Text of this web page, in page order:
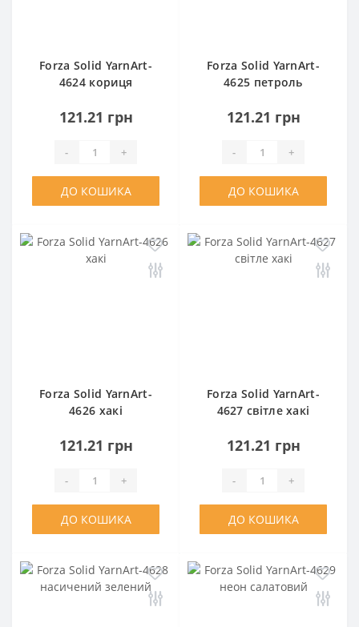
Forza Solid YarnArt-
4624 кориця
121.21 грн
- +
ДО КОШИКА
Forza Solid YarnArt-
4625 петроль
121.21 грн
- +
ДО КОШИКА
Forza Solid YarnArt-
4626 хакі
121.21 грн
- +
ДО КОШИКА
Forza Solid YarnArt-
4627 світле хакі
121.21 грн
- +
ДО КОШИКА